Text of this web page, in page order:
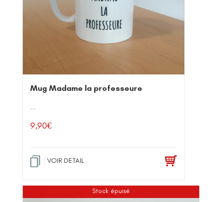
Mug Madame la professeure
...
9,90€
VOIR DETAIL
Stock épuisé